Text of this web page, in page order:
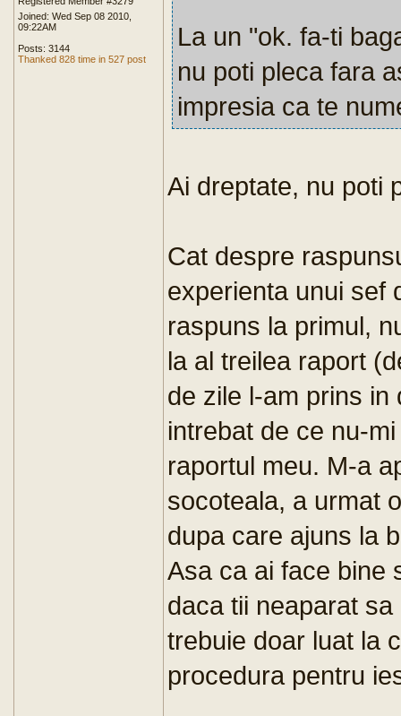
Joined: Wed Sep 08 2010,
09:22AM
Posts: 3144
Thanked 828 time in 527 post
La un "ok. fa-ti
nu poti pleca fara
impresia ca te
Ai dreptate, nu poti
Cat despre
experienta unui sef
raspuns la primul,
la al treilea raport
de zile l-am prins
intrebat de ce nu-
raportul meu. M-a
socoteala, a urmat
dupa care ajuns la
Asa ca ai face bine
daca tii neaparat
trebuie doar luat la
procedura pentru